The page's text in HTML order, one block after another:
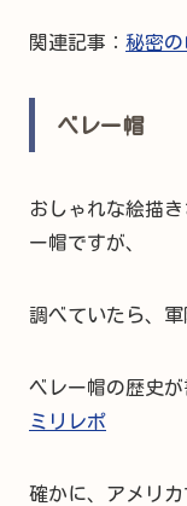
関連記事： 秘密の
ベレー帽
おしゃれな絵描
ー帽ですが、
調べていたら、軍
ベレー帽の歴史
ミリレポ
確かに、アメリ